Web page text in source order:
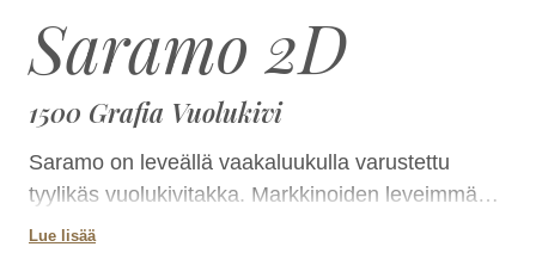
Saramo 2D
1500 Grafia Vuolukivi
Saramo on leveällä vaakaluukulla varustettu
tyylikäs vuolukivitakka. Markkinoiden leveimmän
luukun kautta tuli näkyy kauniisti ja kauas.Takkaa
Lue lisää